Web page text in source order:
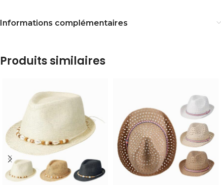
Informations complémentaires
Produits similaires